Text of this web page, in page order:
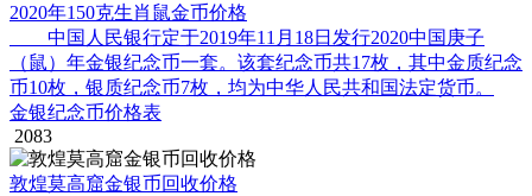
2020年150克生肖鼠金币价格
中国人民银行定于2019年11月18日发行2020中国庚子
（鼠）年金银纪念币一套。该套纪念币共17枚，其中金质纪念
币10枚，银质纪念币7枚，均为中华人民共和国法定货币。
金银纪念币价格表
2083
敦煌莫高窟金银币回收价格